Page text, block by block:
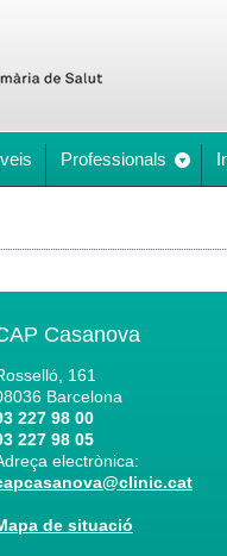
Professionals
Casanova
161
Barcelona
227 98 00
227 98 05
electrònica:
de situació